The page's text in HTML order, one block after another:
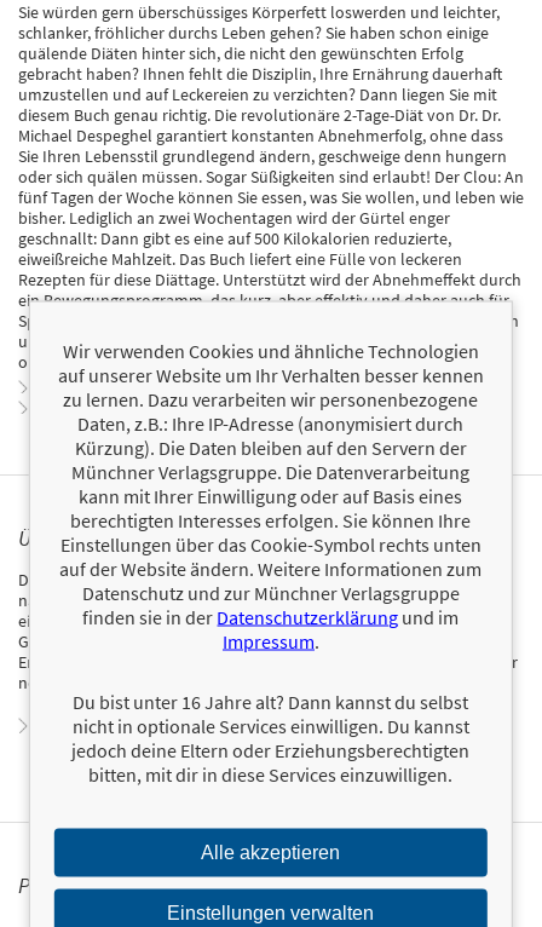
Sie würden gern überschüssiges Körperfett loswerden und leichter,
schlanker, fröhlicher durchs Leben gehen? Sie haben schon einige
quälende Diäten hinter sich, die nicht den gewünschten Erfolg
gebracht haben? Ihnen fehlt die Disziplin, Ihre Ernährung dauerhaft
umzustellen und auf Leckereien zu verzichten? Dann liegen Sie mit
diesem Buch genau richtig. Die revolutionäre 2-Tage-Diät von Dr. Dr.
Michael Despeghel garantiert konstanten Abnehmerfolg, ohne dass
Sie Ihren Lebensstil grundlegend ändern, geschweige denn hungern
oder sich quälen müssen. Sogar Süßigkeiten sind erlaubt! Der Clou: An
fünf Tagen der Woche können Sie essen, was Sie wollen, und leben wie
bisher. Lediglich an zwei Wochentagen wird der Gürtel enger
geschnallt: Dann gibt es eine auf 500 Kilokalorien reduzierte,
eiweißreiche Mahlzeit. Das Buch liefert eine Fülle von leckeren
Rezepten für diese Diättage. Unterstützt wird der Abnehmeffekt durch
ein Bewegungsprogramm, das kurz, aber effektiv und daher auch für
Sportmuffel geeignet ist. Das radikal neue Abnehmkonzept ist einfach
und für jeden mit nachhaltigem Erfolg umsetzbar. Ohne Hungern,
ohne Verzicht, dafür mit Genuss und garantiertem Gewichtsverlust.
Zur Leseprobe
Zum Inhaltsverzeichnis
ÜBER MICHAEL DESPEGHEL
Dr. Dr. Michael Despeghel ist Sportwissenschaftler und Spezialist für
nachhaltige Lebensstiländerung und gesunde Lebensführung. Er ist
ein erfahrener Referent zu Fitness-, Präventions- und
Gesundheitsthemen und bekannt durch zahlreiche Fernsehauftritte.
Er publizierte mehrere erfolgreiche Bücher, darunter „Was können wir
noch essen?“.
Zum Profil von Michael Despeghel
PERSONALISIERTE PRODUKTINFORMATIONEN
Wir verwenden Cookies und ähnliche Technologien
auf unserer Website um Ihr Verhalten besser kennen
zu lernen. Dazu verarbeiten wir personenbezogene
Daten, z.B.: Ihre IP-Adresse (anonymisiert durch
Kürzung). Die Daten bleiben auf den Servern der
Münchner Verlagsgruppe. Die Datenverarbeitung
kann mit Ihrer Einwilligung oder auf Basis eines
berechtigten Interesses erfolgen. Sie können Ihre
Einstellungen über das Cookie-Symbol rechts unten
auf der Website ändern. Weitere Informationen zum
Datenschutz und zur Münchner Verlagsgruppe
finden sie in der Datenschutzerklärung und im
Impressum.
Du bist unter 16 Jahre alt? Dann kannst du selbst
nicht in optionale Services einwilligen. Du kannst
jedoch deine Eltern oder Erziehungsberechtigten
bitten, mit dir in diese Services einzuwilligen.
Alle akzeptieren
Einstellungen verwalten